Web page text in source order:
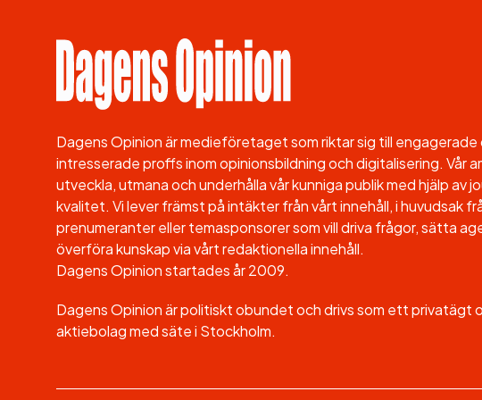
Dagens Opinion är medieföretaget som riktar sig till engagerade
intresserade proffs inom opinionsbildning och digitalisering. Vår
utveckla, utmana och underhålla vår kunniga publik med hjälp av
kvalitet. Vi lever främst på intäkter från vårt innehåll, i huvudsak
prenumeranter eller temasponsorer som vill driva frågor, sätta
överföra kunskap via vårt redaktionella innehåll.
Dagens Opinion startades år 2009.
Dagens Opinion är politiskt obundet och drivs som ett privatägt
aktiebolag med säte i Stockholm.